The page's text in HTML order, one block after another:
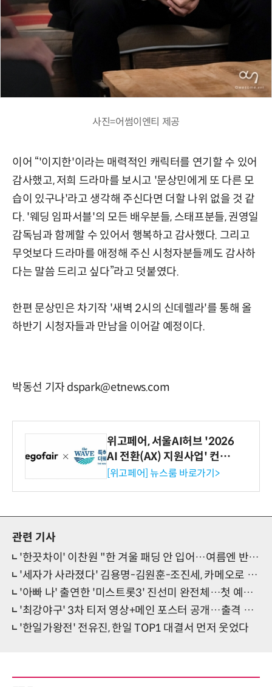
사진=어썸이엔티 제공
이어 “'이지한'이라는 매력적인 캐릭터를 연기할 수 있어
감사했고, 저희 드라마를 보시고 '문상민에게 또 다른 모
습이 있구나'라고 생각해 주신다면 더할 나위 없을 것 같
다. '웨딩 임파서블'의 모든 배우분들, 스태프분들, 권영일
감독님과 함께할 수 있어서 행복하고 감사했다. 그리고
무엇보다 드라마를 애정해 주신 시청자분들께도 감사하
다는 말씀 드리고 싶다”라고 덧붙였다.
한편 문상민은 차기작 '새벽 2시의 신데렐라'를 통해 올
하반기 시청자들과 만남을 이어갈 예정이다.
박동선 기자 dspark@etnews.com
위고페어, 서울AI허브 '2026
AI 전환(AX) 지원사업' 컨소
시엄 선정
[위고페어] 뉴스룸 바로가기>
관련 기사
'한끗차이' 이찬원 "한 겨울 패딩 안 입어…여름엔 반팔 안 입어"
'세자가 사라졌다' 김용명-김원훈-조진세, 카메오로 특별 출연
'아빠 나' 출연한 '미스트롯3' 진선미 완전체…첫 예능 신고식
'최강야구' 3차 티저 영상+메인 포스터 공개…출격 준비 완료
'한일가왕전' 전유진, 한일 TOP1 대결서 먼저 웃었다